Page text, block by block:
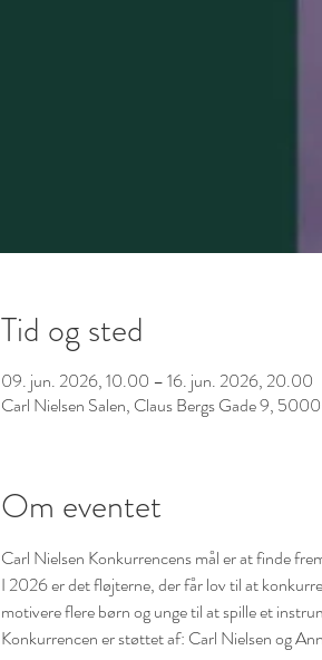
Tid og sted
09. jun. 2026, 10.00 – 16. jun. 2026, 20.00
Carl Nielsen Salen, Claus Bergs Gade 9,
Om eventet
Carl Nielsen Konkurrencens mål er at finde
I 2026 er det fløjterne, der får lov til at
motivere flere børn og unge til at spille et
Konkurrencen er støttet af: Carl Nielsen og